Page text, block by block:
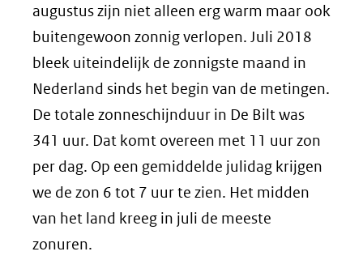
augustus zijn niet alleen erg warm maar ook
buitengewoon zonnig verlopen. Juli 2018
bleek uiteindelijk de zonnigste maand in
Nederland sinds het begin van de metingen.
De totale zonneschijnduur in De Bilt was
341 uur. Dat komt overeen met 11 uur zon
per dag. Op een gemiddelde julidag krijgen
we de zon 6 tot 7 uur te zien. Het midden
van het land kreeg in juli de meeste
zonuren.